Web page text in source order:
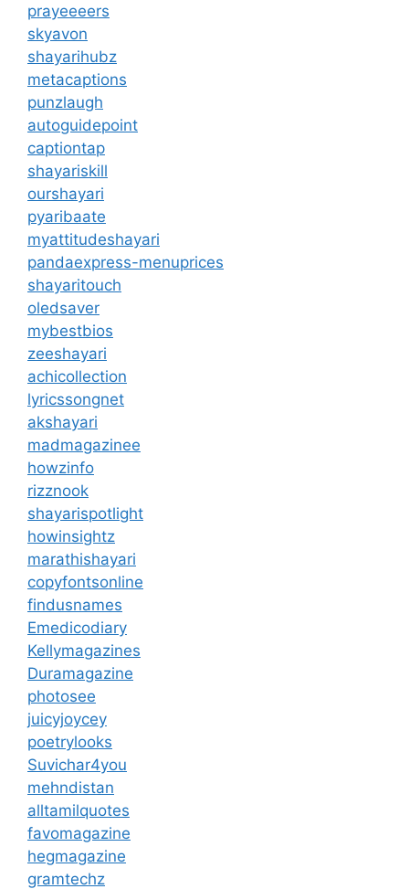
prayeeeers
skyavon
shayarihubz
metacaptions
punzlaugh
autoguidepoint
captiontap
shayariskill
ourshayari
pyaribaate
myattitudeshayari
pandaexpress-menuprices
shayaritouch
oledsaver
mybestbios
zeeshayari
achicollection
lyricssongnet
akshayari
madmagazinee
howzinfo
rizznook
shayarispotlight
howinsightz
marathishayari
copyfontsonline
findusnames
Emedicodiary
Kellymagazines
Duramagazine
photosee
juicyjoycey
poetrylooks
Suvichar4you
mehndistan
alltamilquotes
favomagazine
hegmagazine
gramtechz